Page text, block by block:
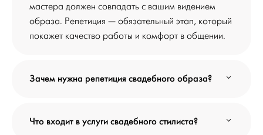
мастера должен совпадать с вашим видением
образа. Репетиция — обязательный этап, который
покажет качество работы и комфорт в общении.
Зачем нужна репетиция свадебного образа?
Что входит в услуги свадебного стилиста?